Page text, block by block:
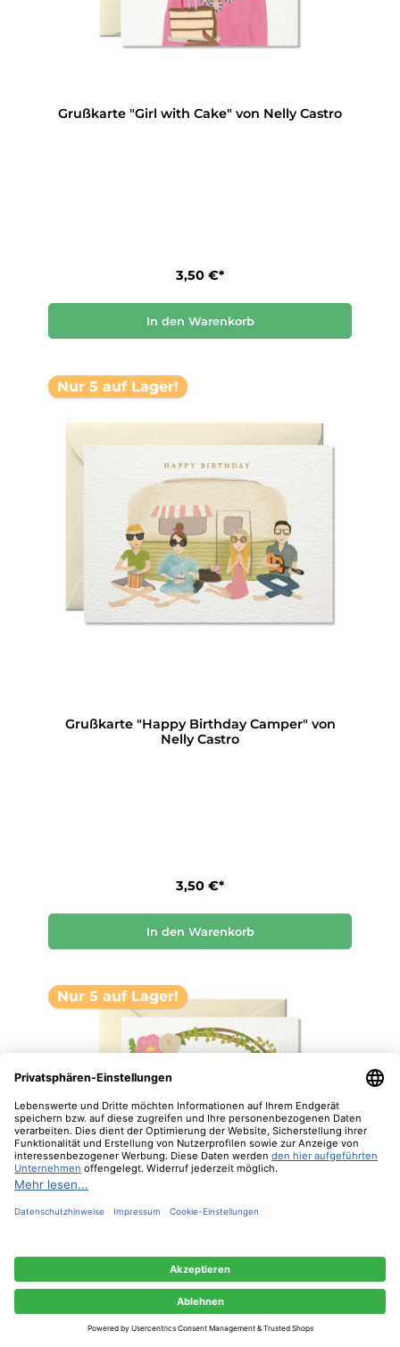
Grußkarte "Girl with Cake" von Nelly Castro
3,50 €*
In den Warenkorb
Nur 5 auf Lager!
Grußkarte "Happy Birthday Camper" von
Nelly Castro
3,50 €*
In den Warenkorb
Nur 5 auf Lager!
Grußkarte "Verliebt, Verlobt..." von Nelly
können.Mehr Informationen ...
Nur technisch notwendige Konfigurieren